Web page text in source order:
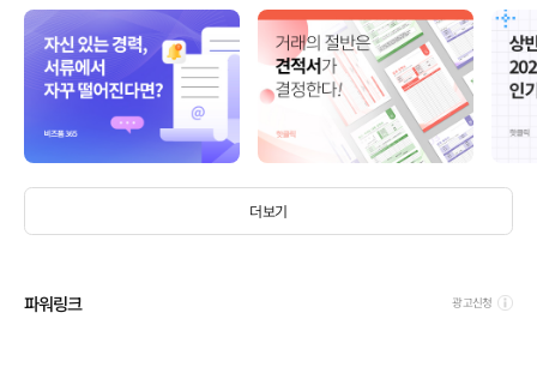
더보기
파워링크 광고신청